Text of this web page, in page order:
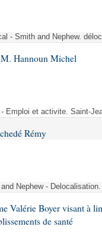
- Smith and Nephew.
M. Hannoun Michel
Emploi et activite. Saint-
Rémy
Nephew -
Valérie Boyer visant à
de santé